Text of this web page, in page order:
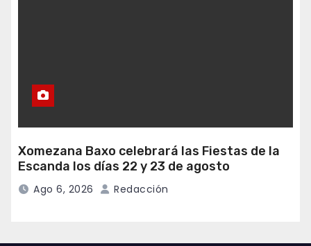
Xomezana Baxo celebrará las Fiestas de la
Escanda los días 22 y 23 de agosto
Ago 6, 2026 Redacción